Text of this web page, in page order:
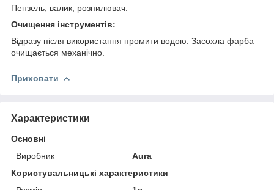
Пензель, валик, розпилювач.
Очищення інструментів:
Відразу після використання промити водою. Засохла фарба
очищається механічно.
Приховати
Характеристики
Основні
Виробник
Aura
Користувальницькі характеристики